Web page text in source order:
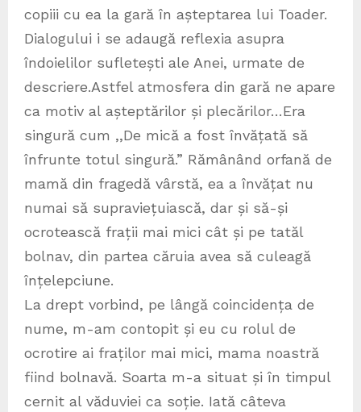
copiii cu ea la gară în așteptarea lui Toader.
Dialogului i se adaugă reflexia asupra
îndoielilor sufletești ale Anei, urmate de
descriere.Astfel atmosfera din gară ne apare
ca motiv al așteptărilor și plecărilor…Era
singură cum ,,De mică a fost învățată să
înfrunte totul singură.” Rămânând orfană de
mamă din fragedă vârstă, ea a învățat nu
numai să supraviețuiască, dar și să-și
ocrotească frații mai mici cât și pe tatăl
bolnav, din partea căruia avea să culeagă
înțelepciune.
La drept vorbind, pe lângă coincidența de
nume, m-am contopit și eu cu rolul de
ocrotire ai fraților mai mici, mama noastră
fiind bolnavă. Soarta m-a situat și în timpul
cernit al văduviei ca soție. Iată câteva